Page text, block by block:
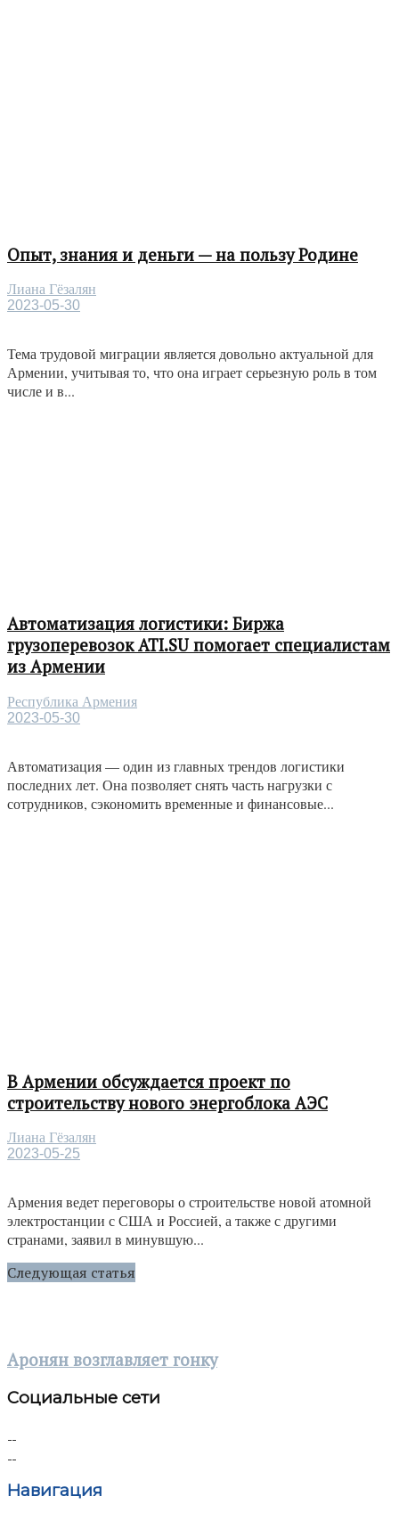
Опыт, знания и деньги — на пользу Родине
Лиана Гёзалян
2023-05-30
Тема трудовой миграции является довольно актуальной для
Армении, учитывая то, что она играет серьезную роль в том
числе и в...
Автоматизация логистики: Биржа
грузоперевозок ATI.SU помогает специалистам
из Армении
Республика Армения
2023-05-30
Автоматизация — один из главных трендов логистики
последних лет. Она позволяет снять часть нагрузки с
сотрудников, сэкономить временные и финансовые...
В Армении обсуждается проект по
строительству нового энергоблока АЭС
Лиана Гёзалян
2023-05-25
Армения ведет переговоры о строительстве новой атомной
электростанции с США и Россией, а также с другими
странами, заявил в минувшую...
Следующая статья
Аронян возглавляет гонку
Социальные сети
Навигация